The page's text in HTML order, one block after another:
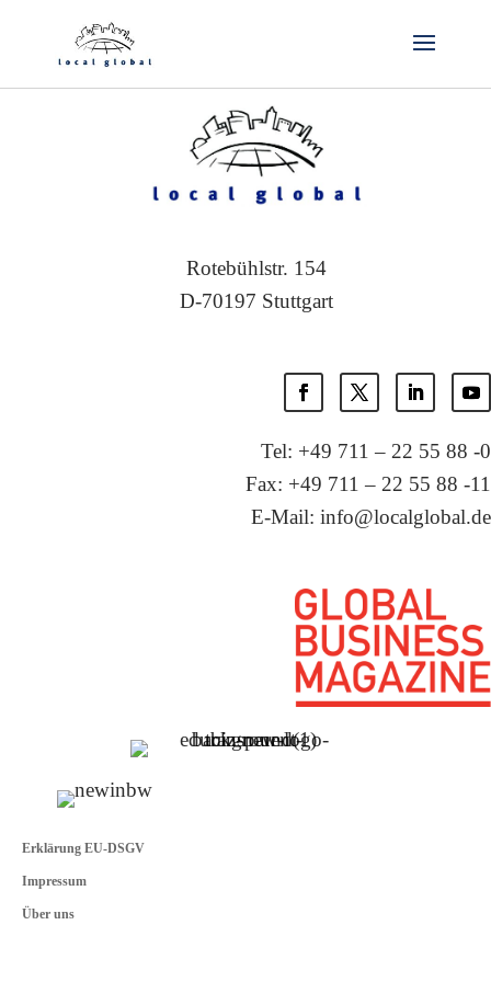
Rotebühlstr. 154
D-70197 Stuttgart
Tel: +49 711 – 22 55 88 -0
Fax: +49 711 – 22 55 88 -11
E-Mail: info@localglobal.de
Erklärung EU-DSGV
Impressum
Über uns